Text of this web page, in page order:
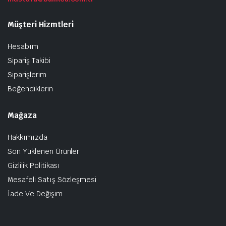
Müşteri Hizmtleri
Hesabım
Sipariş Takibi
Siparişlerim
Beğendiklerin
Mağaza
Hakkımızda
Son Yüklenen Ürünler
Gizlilik Politikası
Mesafeli Satış Sözleşmesi
İade Ve Değişim